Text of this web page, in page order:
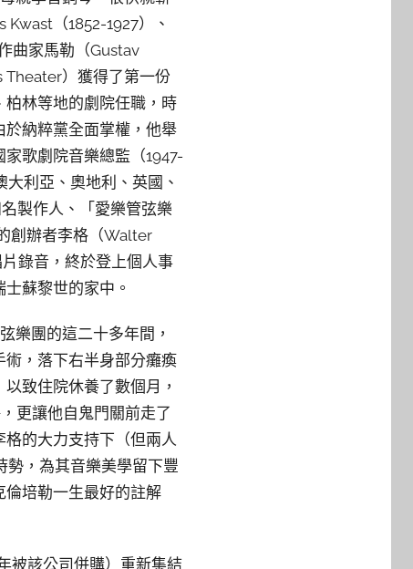
（1852-1927）、
曲家馬勒（Gustav
Theater）獲得了第一份
林等地的劇院任職，時
納粹黨全面掌權，他舉
歌劇院音樂總監（1947-
利亞、奧地利、英國、
製作人、「愛樂管弦樂
創辦者李格（Walter
錄音，終於登上個人事
蘇黎世的家中。
樂團的這二十多年間，
，落下右半身部分癱瘓
致住院休養了數個月，
更讓他自鬼門關前走了
的大力支持下（但兩人
勢，為其音樂美學留下豐
培勒一生最好的註解
被該公司併購）重新集結